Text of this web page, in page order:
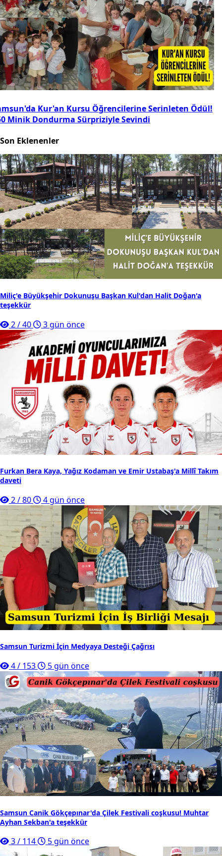
Kur'an Kursu Öğrencilerine Serinleten Ödül!
Minik Dondurma Sürpriziyle Sevindi
Son Eklenenler
Miliç'e Büyükşehir Dokunuşu Başkan Kul'dan Halit Doğan'a
teşekkür
2/40 3 gün önce
Furkan Bera Kaya, Yağız Kodaman ve Emir Ustabaş'a Millî Takım
daveti
2/80 4 gün önce
Samsun Turizmi İçin Medyaya Desteği Çağrısı
4/ 153 5 gün önce
Samsun Canik Gökçepınar'da Çilek Festivali coşkusu! Muhtar
Ayhan Sekban'a teşekkür
3/ 114 5 gün önce